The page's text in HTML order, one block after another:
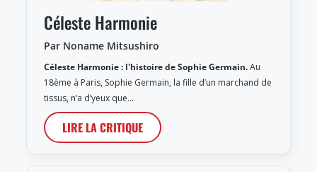
Céleste Harmonie
Par Noname Mitsushiro
Céleste Harmonie : l'histoire de Sophie Germain.Au
18ème à Paris, Sophie Germain, la fille d’un marchand de
tissus, n’a d’yeux que…
LIRE LA CRITIQUE